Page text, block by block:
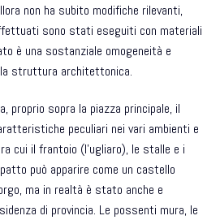
non ha subito modifiche rilevanti,
sono stati eseguiti con materiali
è una sostanziale omogeneità e
struttura architettonica.
proprio sopra la piazza principale, il
peculiari nei vari ambienti e
cui il frantoio (l'ugliaro), le stalle e i
può apparire come un castello
ma in realtà è stato anche e
di provincia. Le possenti mura, le